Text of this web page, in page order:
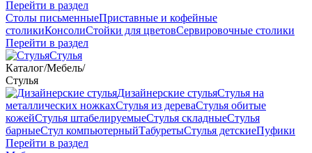
Перейти в раздел
Столы письменныеПриставные и кофейные
столикиКонсолиСтойки для цветовСервировочные столики
Перейти в раздел
Стулья
Каталог/Мебель/
Стулья
Дизайнерские стульяСтулья на
металлических ножкахСтулья из дереваСтулья обитые
кожейСтулья штабелируемыеСтулья складныеСтулья
барныеСтул компьютерныйТабуретыСтулья детскиеПуфики
Перейти в раздел